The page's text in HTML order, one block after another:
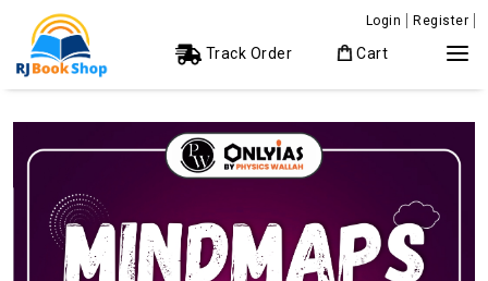
Login Register
Track Order Cart